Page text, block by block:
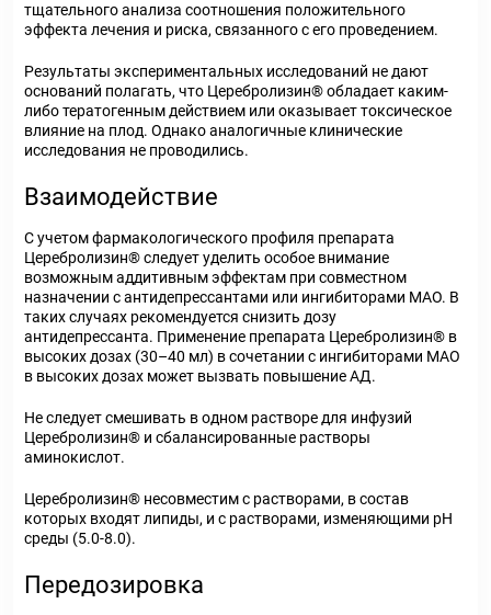
тщательного анализа соотношения положительного
эффекта лечения и риска, связанного с его проведением.
Результаты экспериментальных исследований не дают
оснований полагать, что Церебролизин®обладает каким-
либо тератогенным действием или оказывает токсическое
влияние на плод. Однако аналогичные клинические
исследования не проводились.
Взаимодействие
С учетом фармакологического профиля препарата
Церебролизин®следует уделить особое внимание
возможным аддитивным эффектам при совместном
назначении с антидепрессантами или ингибиторами МАО. В
таких случаях рекомендуется снизить дозу
антидепрессанта. Применение препарата Церебролизин® в
высоких дозах (30–40 мл) в сочетании с ингибиторами МАО
в высоких дозах может вызвать повышение АД.
Не следует смешивать в одном растворе для инфузий
Церебролизин® и сбалансированные растворы
аминокислот.
Церебролизин® несовместим с растворами, в состав
которых входят липиды, и с растворами, изменяющими рН
среды (5.0-8.0).
Передозировка